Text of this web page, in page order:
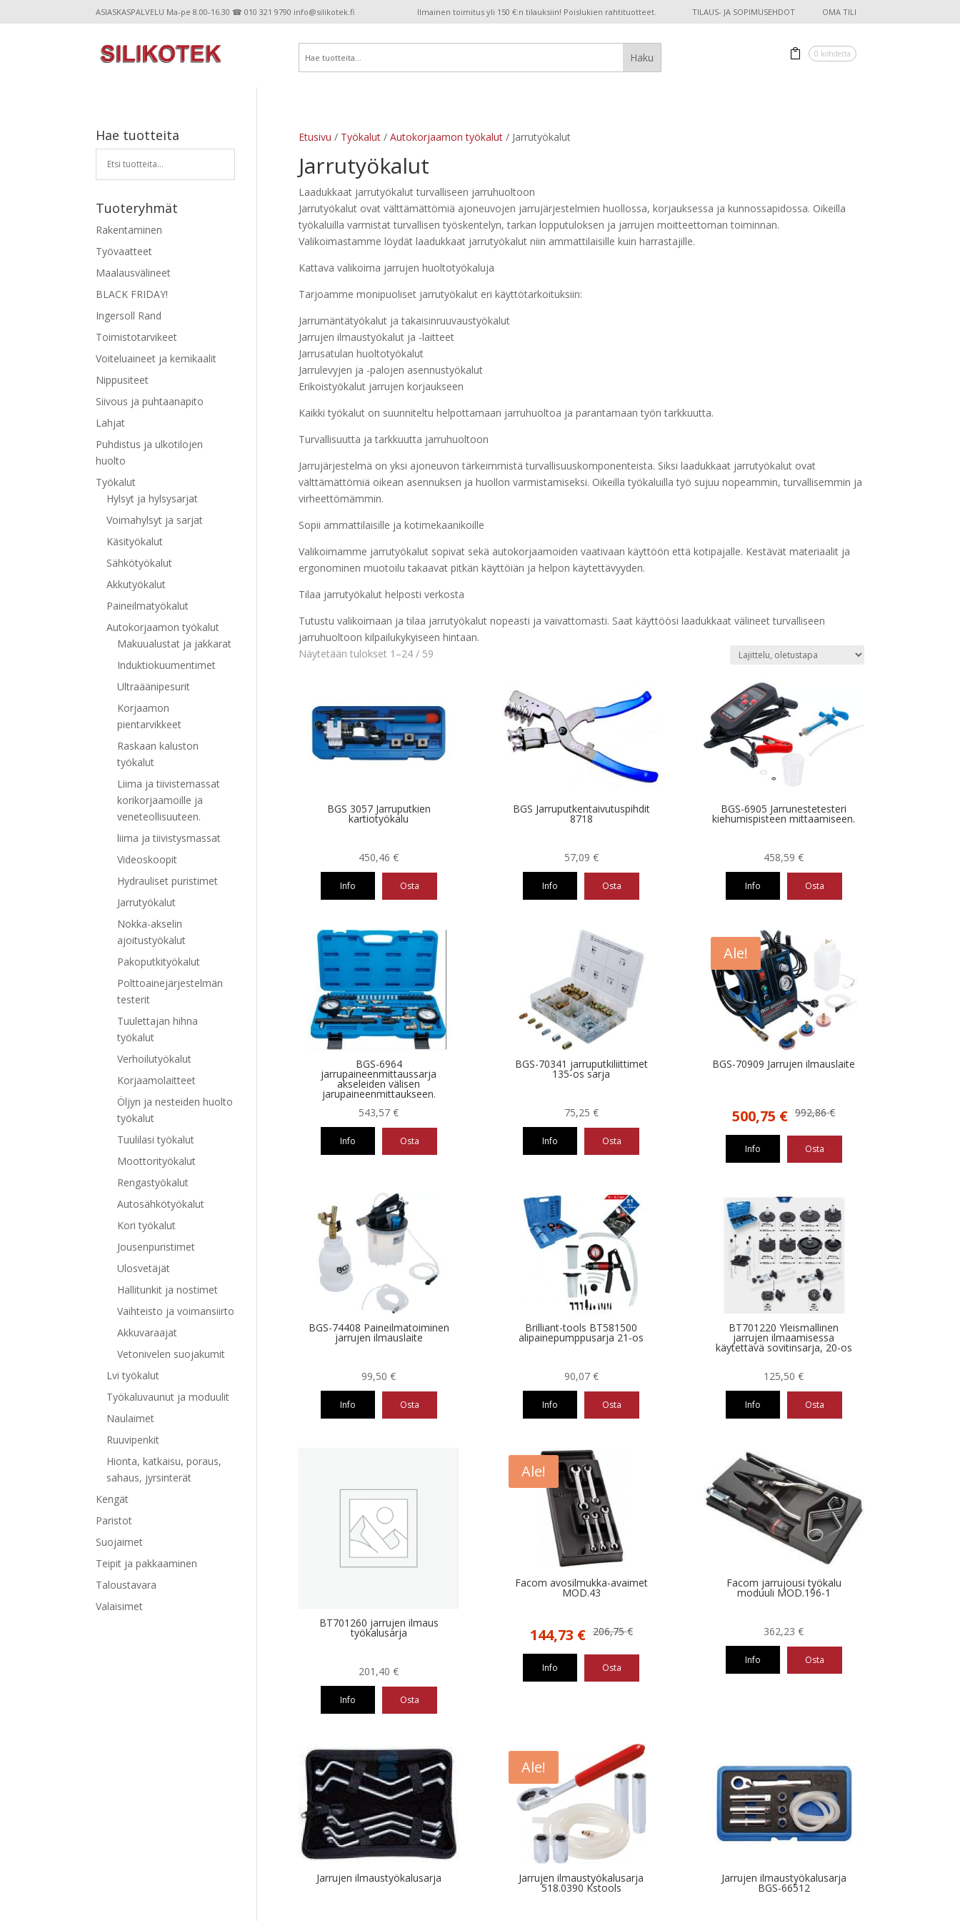
ASIASKASPALVELU Ma-pe 8.00-16.30 ☎ 010 321 9790 info@silikotek.fi Ilmainen toimitus yli 150 €:n tilauksiin! Poislukien rahtituotteet. TILAUS- JA SOPIMUSEHDOT OMA TILI
0 kohdetta
Etusivu / Työkalut/ Autokorjaamon työkalut/ Jarrutyökalut
Jarrutyökalut
Laadukkaat jarrutyökalut turvalliseen jarruhuoltoon
Jarrutyökalut ovat välttämättömiä ajoneuvojen jarrujärjestelmien huollossa, korjauksessa ja kunnossapidossa. Oikeilla
työkaluilla varmistat turvallisen työskentelyn, tarkan lopputuloksen ja jarrujen moitteettoman toiminnan.
Valikoimastamme löydät laadukkaat jarrutyökalut niin ammattilaisille kuin harrastajille.
Kattava valikoima jarrujen huoltotyökaluja
Tarjoamme monipuoliset jarrutyökalut eri käyttötarkoituksiin:
Jarrumäntätyökalut ja takaisinruuvaustyökalut
Jarrujen ilmaustyökalut ja -laitteet
Jarrusatulan huoltotyökalut
Jarrulevyjen ja -palojen asennustyökalut
Erikoistyökalut jarrujen korjaukseen
Kaikki työkalut on suunniteltu helpottamaan jarruhuoltoa ja parantamaan työn tarkkuutta.
Turvallisuutta ja tarkkuutta jarruhuoltoon
Jarrujärjestelmä on yksi ajoneuvon tärkeimmistä turvallisuuskomponenteista. Siksi laadukkaat jarrutyökalut ovat
välttämättömiä oikean asennuksen ja huollon varmistamiseksi. Oikeilla työkaluilla työ sujuu nopeammin, turvallisemmin ja
virheettömämmin.
Sopii ammattilaisille ja kotimekaanikoille
Valikoimamme jarrutyökalut sopivat sekä autokorjaamoiden vaativaan käyttöön että kotipajalle. Kestävät materiaalit ja
ergonominen muotoilu takaavat pitkän käyttöiän ja helpon käytettävyyden.
Tilaa jarrutyökalut helposti verkosta
Tutustu valikoimaan ja tilaa jarrutyökalut nopeasti ja vaivattomasti. Saat käyttöösi laadukkaat välineet turvalliseen
jarruhuoltoon kilpailukykyiseen hintaan.
Näytetään tulokset 1–24 / 59
BGS 3057 Jarruputkien
kartiotyökalu
450,46€
Info Osta
BGS Jarruputkentaivutuspihdit
8718
57,09 €
Info Osta
BGS-6905 Jarrunestetesteri
kiehumispisteen mittaamiseen.
458,59€
Info Osta
BGS-6964
jarrupaineenmittaussarja
akseleiden välisen
jarupaineenmittaukseen.
543,57€
Info Osta
BGS-70341 jarruputkiliittimet
135-os sarja
75,25 €
Info Osta
Ale!
BGS-70909 Jarrujen ilmauslaite
992,86€
Alkuperäinen
992,86 €.
500,75 €Nykyinen
500,75 €.
Info Osta
BGS-74408 Paineilmatoiminen
jarrujen ilmauslaite
99,50€
Info Osta
Brilliant-tools BT581500
alipainepumppusarja 21-os
90,07 €
Info Osta
BT701220 Yleismallinen
jarrujen ilmaamisessa
käytettävä sovitinsarja, 20-os
125,50€
Info Osta
BT701260 jarrujen ilmaus
työkalusarja
201,40€
Info Osta
Ale!
Facom avosilmukka-avaimet
MOD.43
206,75€
Alkuperäinen
206,75 €.
144,73 €
Nykyinen
144,73 €.
Info Osta
Facom jarrujousi työkalu
moduuli MOD.196-1
362,23€
Info Osta
Jarrujen ilmaustyökalusarja
Ale!
Jarrujen ilmaustyökalusarja
518.0390 Kstools
Jarrujen ilmaustyökalusarja
BGS-66512
Hae tuotteita
Tuoteryhmät
Rakentaminen
Työvaatteet
Maalausvälineet
BLACK FRIDAY!
Ingersoll Rand
Toimistotarvikeet
Voiteluaineet ja kemikaalit
Nippusiteet
Siivous ja puhtaanapito
Lahjat
Puhdistus ja ulkotilojen
huolto
Työkalut
Hylsyt ja hylsysarjat
Voimahylsyt ja sarjat
Käsityökalut
Sähkötyökalut
Akkutyökalut
Paineilmatyökalut
Autokorjaamon työkalut
Makuualustat ja jakkarat
Induktiokuumentimet
Ultraäänipesurit
Korjaamon
pientarvikkeet
Raskaan kaluston
työkalut
Liima ja tiivistemassat
korikorjaamoille ja
veneteollisuuteen.
liima ja tiivistysmassat
Videoskoopit
Hydrauliset puristimet
Jarrutyökalut
Nokka-akselin
ajoitustyökalut
Pakoputkityökalut
Polttoainejärjestelmän
testerit
Tuulettajan hihna
työkalut
Verhoilutyökalut
Korjaamolaitteet
Öljyn ja nesteiden huolto
työkalut
Tuulilasi työkalut
Moottorityökalut
Rengastyökalut
Autosähkötyökalut
Kori työkalut
Jousenpuristimet
Ulosvetäjät
Hallitunkit ja nostimet
Vaihteisto ja voimansiirto
Akkuvaraajat
Vetonivelen suojakumit
Lvi työkalut
Työkaluvaunut ja moduulit
Naulaimet
Ruuvipenkit
Hionta, katkaisu, poraus,
sahaus, jyrsinterät
Kengät
Paristot
Suojaimet
Teipit ja pakkaaminen
Taloustavara
Valaisimet